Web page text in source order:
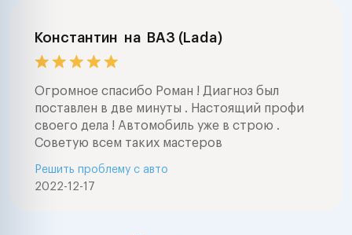
Константин на ВАЗ (Lada)
Огромное спасибо Роман ! Диагноз был
поставлен в две минуты . Настоящий профи
своего дела ! Автомобиль уже в строю .
Советую всем таких мастеров
2022-12-17
Решить проблему с авто